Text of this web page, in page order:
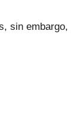
sin embargo,